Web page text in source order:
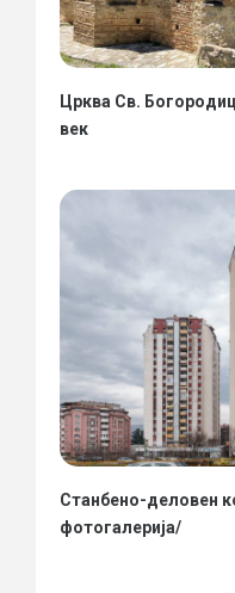
Црква Св.
век
Станбено-деловен
фотогалерија/